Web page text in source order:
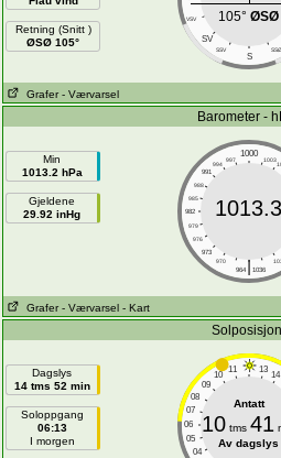
Retning (Snitt )
ØSØ 105°
VSV
SV
SSV SSØ
S
105°ØSØ
Grafer - Værvarsel
Barometer -
Min
1013.2 hPa
Gjeldene
29.92 inHg
1000
997 1003
994
991
988
985
982
979
976
973
970
|
964 1036
1013.3
Grafer - Værvarsel - Kart
Solposisjon
Dagslys
14 tms 52 min
Soloppgang
06:13
I morgen
11 13
10
14
09
08
07
06
05
04
Antatt
10 tms41
Av dagslys